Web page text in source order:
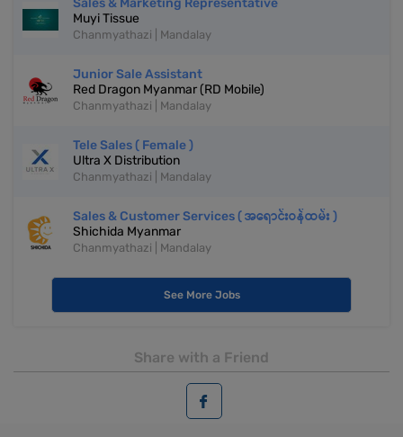
Sales & Marketing Representative
Muyi Tissue
Chanmyathazi | Mandalay
Junior Sale Assistant
Red Dragon Myanmar (RD Mobile)
Chanmyathazi | Mandalay
Tele Sales ( Female )
Ultra X Distribution
Chanmyathazi | Mandalay
Sales & Customer Services ( အရောင်းဝန်ထမ်း )
Shichida Myanmar
Chanmyathazi | Mandalay
See More Jobs
Share with a Friend